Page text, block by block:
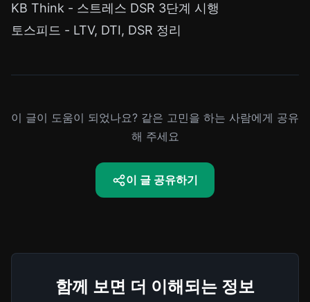
KB Think - 스트레스 DSR 3단계 시행
토스피드 - LTV, DTI, DSR 정리
이 글이 도움이 되었나요? 같은 고민을 하는 사람에게 공유
해 주세요
이 글 공유하기
함께 보면 더 이해되는 정보